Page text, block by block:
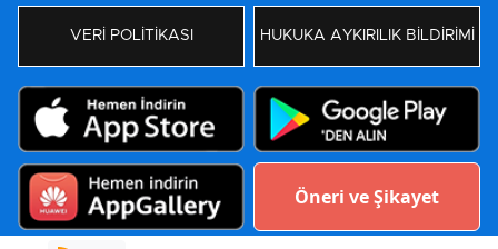
VERİ POLİTİKASI HUKUKA AYKIRILIK BİLDİRİMİ
Öneri ve Şikayet